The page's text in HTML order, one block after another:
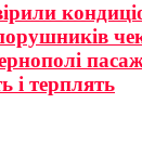
і терплять